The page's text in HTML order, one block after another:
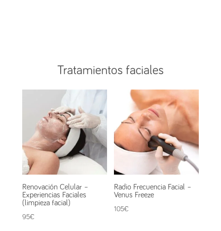
Tratamientos faciales
Renovación Celular –
Experiencias Faciales
(limpieza facial)
95€
Radio Frecuencia Facial –
Venus Freeze
105€